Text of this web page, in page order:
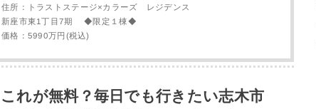
住所：トラストステージ×カラーズ レジデンス
新座市東1丁目7期 ◆限定１棟◆
価格：5990万円(税込)
これが無料？毎日でも行きたい志木市